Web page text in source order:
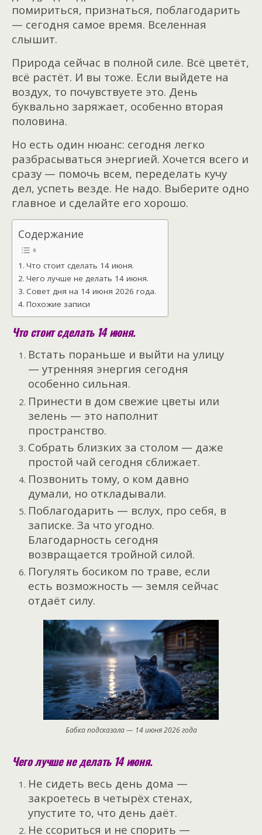
помириться, признаться, поблагодарить
— сегодня самое время. Вселенная
слышит.
Природа сейчас в полной силе. Всё цветёт,
всё растёт. И вы тоже. Если выйдете на
воздух, то почувствуете это. День
буквально заряжает, особенно вторая
половина.
Но есть один нюанс: сегодня легко
разбрасываться энергией. Хочется всего и
сразу — помочь всем, переделать кучу
дел, успеть везде. Не надо. Выберите одно
главное и сделайте его хорошо.
Содержание
Что стоит сделать 14 июня.
Чего лучше не делать 14 июня.
Совет дня на 14 июня 2026 года.
Похожие записи
Что стоит сделать 14 июня.
Встать пораньше и выйти на улицу
— утренняя энергия сегодня
особенно сильная.
Принести в дом свежие цветы или
зелень — это наполнит
пространство.
Собрать близких за столом — даже
простой чай сегодня сближает.
Позвонить тому, о ком давно
думали, но откладывали.
Поблагодарить — вслух, про себя, в
записке. За что угодно.
Благодарность сегодня
возвращается тройной силой.
Погулять босиком по траве, если
есть возможность — земля сейчас
отдаёт силу.
Бабка подсказала — 14 июня 2026 года
Чего лучше не делать 14 июня.
Не сидеть весь день дома —
закроетесь в четырёх стенах,
упустите то, что день даёт.
Не ссориться и не спорить —